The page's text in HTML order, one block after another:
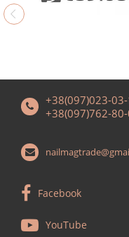
+38(097)023-
+38(097)762-
Facebook
YouTube